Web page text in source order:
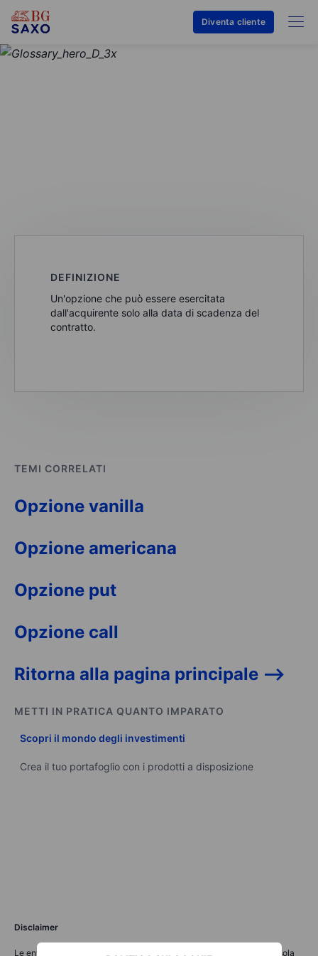
Diventa cliente
DEFINIZIONE
Un'opzione che può essere esercitata
dall'acquirente solo alla data di scadenza del
contratto.
TEMI CORRELATI
Opzione vanilla
Opzione americana
Opzione put
Opzione call
Ritorna alla pagina principale -->
METTI IN PRATICA QUANTO IMPARATO
Scopri il mondo degli investimenti
Crea il tuo portafoglio con i prodotti a disposizione
Disclaimer
Le entità del Gruppo Saxo Bank forniscono ciascuna un servizio di sola